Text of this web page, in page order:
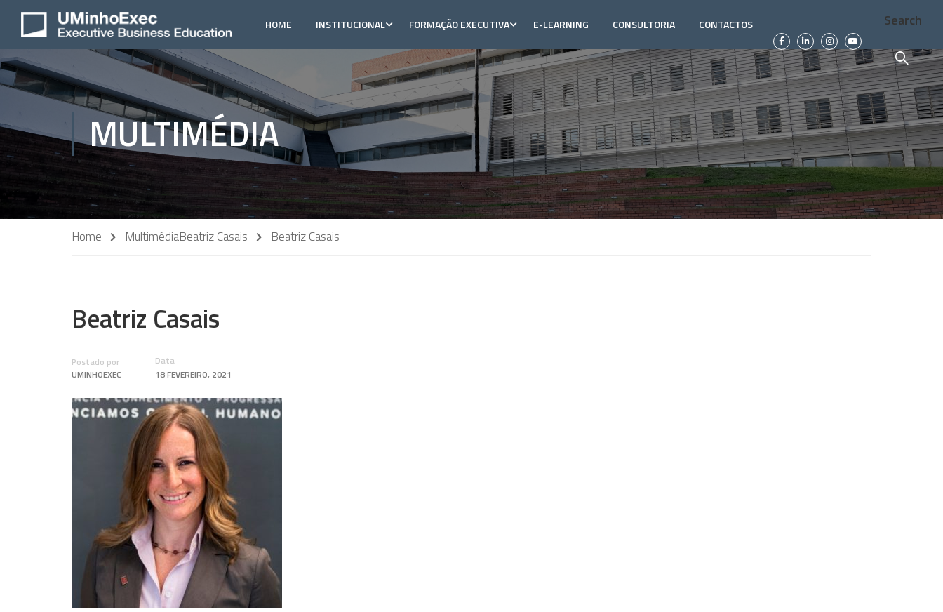
HOME INSTITUCIONAL FORMAÇÃO EXECUTIVA E-LEARNING CONSULTORIA CONTACTOS Search
MULTIMÉDIA
Home MultimédiaBeatriz Casais Beatriz Casais
Beatriz Casais
Postado por
UMINHOEXEC
Data
18 FEVEREIRO, 2021